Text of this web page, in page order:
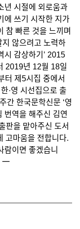
년 시절에 외로움과
에 쓰기 시작한 지가
참 빠른 것을 느끼며
않으려고 노력하
시 감상하기’ 2015
2019년 12월 18일
터 제5시집 중에서
·영 시선집으로 출
간 한국문학신문 ‘영
번역을 해주신 김연
판을 맡아주신 도서
고마움을 전합니다.
람이면 좋겠습니
一